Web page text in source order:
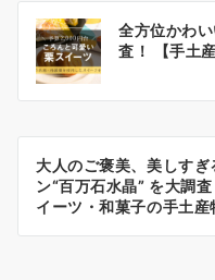
投
稿
ナ
ビ
ゲ
ー
シ
ョ
全方位かわ
査！ 【手土
大人のご褒美、美しす
ン“百万石水晶” を大調
イーツ・和菓子の手土産